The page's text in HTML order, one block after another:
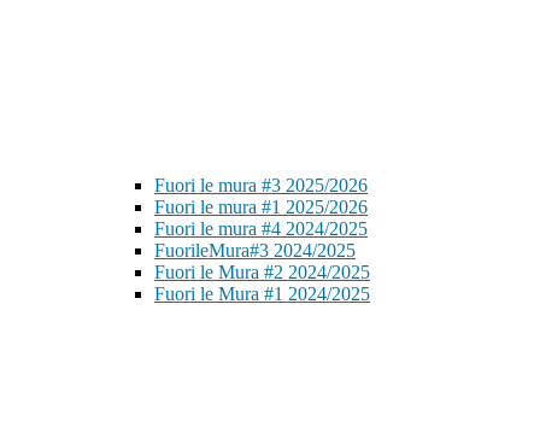
Fuori le mura #3 2025/2026
Fuori le mura #1 2025/2026
Fuori le mura #4 2024/2025
FuorileMura#3 2024/2025
Fuori le Mura #2 2024/2025
Fuori le Mura #1 2024/2025